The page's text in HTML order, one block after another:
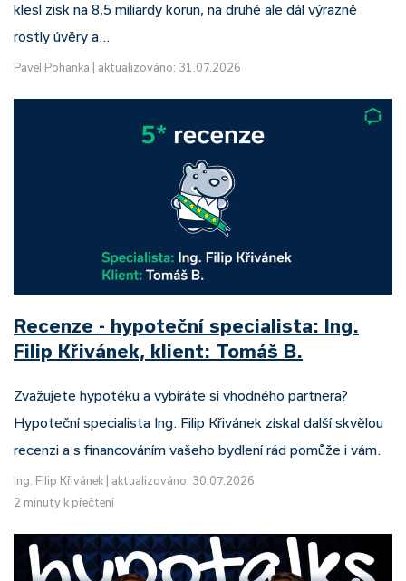
klesl zisk na 8,5 miliardy korun, na druhé ale dál výrazně
rostly úvěry a…
Pavel Pohanka aktualizováno: 31.07.2026
Recenze - hypoteční specialista: Ing.
Filip Křivánek, klient: Tomáš B.
Zvažujete hypotéku a vybíráte si vhodného partnera?
Hypoteční specialista Ing. Filip Křivánek získal další skvělou
recenzi a s financováním vašeho bydlení rád pomůže i vám.
Ing. Filip Křivánek
aktualizováno: 30.07.2026
2 minuty k přečtení